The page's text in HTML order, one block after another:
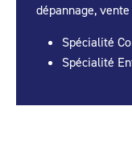
dépannage,
Spécialité
Spécialité